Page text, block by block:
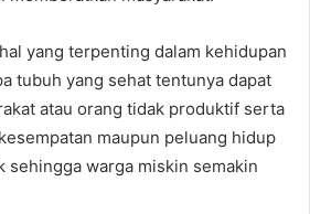
yang terpenting dalam kehidupan
tubuh yang sehat tentunya dapat
atau orang tidak produktif serta
maupun peluang hidup
sehingga warga miskin semakin